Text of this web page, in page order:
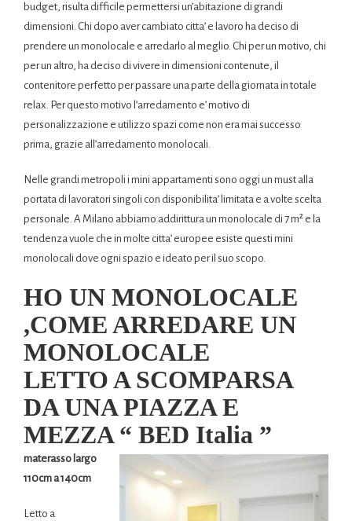
budget, risulta difficile permettersi un’abitazione di grandi
dimensioni. Chi dopo aver cambiato citta’ e lavoro ha deciso di
prendere un monolocale e arredarlo al meglio. Chi per un motivo, chi
per un altro, ha deciso di vivere in dimensioni contenute, il
contenitore perfetto per passare una parte della giornata in totale
relax. Per questo motivo l’arredamento e’ motivo di
personalizzazione e utilizzo spazi come non era mai successo
prima, grazie all’arredamento monolocali.
Nelle grandi metropoli i mini appartamenti sono oggi un must alla
portata di lavoratori singoli con disponibilita’ limitata e a volte scelta
personale. A Milano abbiamo addirittura un monolocale di 7 m² e la
tendenza vuole che in molte citta’ europee esiste questi mini
monolocali dove ogni spazio e ideato per il suo scopo.
HO UN MONOLOCALE
,COME ARREDARE UN
MONOLOCALE
LETTO A SCOMPARSA
DA UNA PIAZZA E
MEZZA “ BED Italia ”
materasso largo
110cm a 140cm
Letto a